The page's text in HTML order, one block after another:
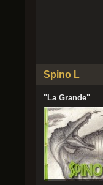
Spino L
"La Grande"